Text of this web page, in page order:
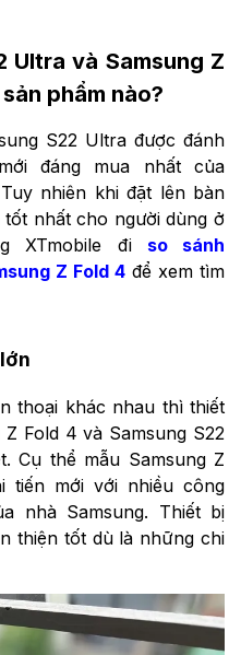
Ultra và Samsung Z
phẩm nào?
S22 Ultra được đánh
đáng mua nhất của
nhiên khi đặt lên bàn
nhất cho người dùng ở
XTmobile đi so sánh
Z Fold 4 để xem tìm
thoại khác nhau thì thiết
Fold 4 và Samsung S22
Cụ thể mẫu Samsung Z
tiến mới với nhiều công
nhà Samsung. Thiết bị
thiện tốt dù là những chi